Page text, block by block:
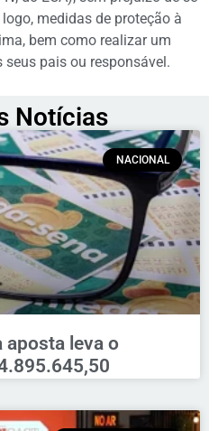
medidas de proteção à
bem como realizar um
pais ou responsável.
Notícias
NACIONAL
aposta leva o